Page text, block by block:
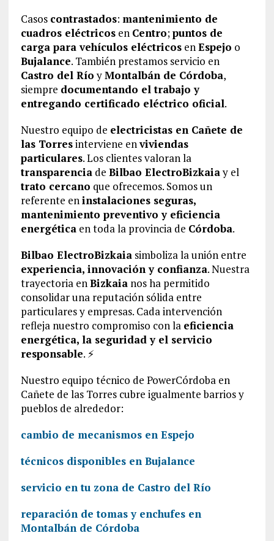
Casos contrastados: mantenimiento de
cuadros eléctricosen Centro; puntos de
carga para vehículos eléctricosen Espejo o
Bujalance. También prestamos servicio en
Castro del RíoyMontalbán de Córdoba,
siempre documentando el trabajo y
entregando certificado eléctrico oficial.
Nuestro equipo de electricistas en Cañete de
las Torresinterviene enviviendas
particulares. Los clientes valoran la
transparenciade Bilbao ElectroBizkaiay el
trato cercano que ofrecemos. Somos un
referente en instalaciones seguras,
mantenimiento preventivo y eficiencia
energéticaen toda la provincia de Córdoba.
Bilbao ElectroBizkaiasimboliza la unión entre
experiencia, innovación y confianza. Nuestra
trayectoria en Bizkaianos ha permitido
consolidar una reputación sólida entre
particulares y empresas. Cada intervención
refleja nuestro compromiso con la eficiencia
energética, la seguridad y el servicio
responsable. ⚡
Nuestro equipo técnico de PowerCórdoba en
Cañete de las Torres cubre igualmente barrios y
pueblos de alrededor:
cambio de mecanismos en Espejo
técnicos disponibles en Bujalance
servicio en tu zona de Castro del Río
reparación de tomas y enchufes en
Montalbán de Córdoba